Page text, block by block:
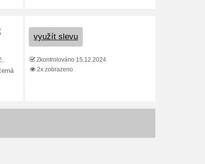
využít slevu
Zkontrolováno 15.12.2024
2x zobrazeno